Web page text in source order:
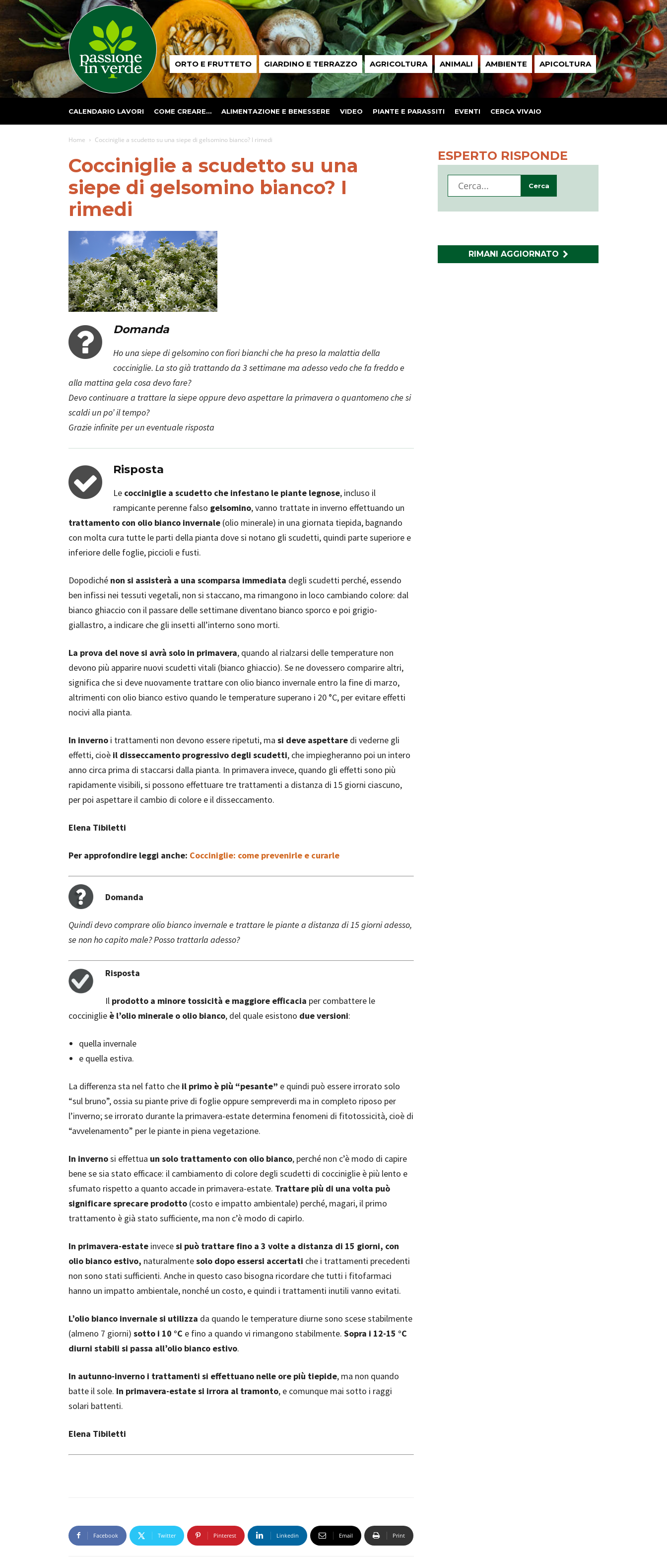
Passione
in ORTO E FRUTTETO GIARDINO E TERRAZZO AGRICOLTURA ANIMALI AMBIENTE APICOLTURA
CALENDARIO LAVORI COME CREARE… ALIMENTAZIONE E BENESSERE VIDEO PIANTE E PARASSITI EVENTI CERCA VIVAIO
Home Cocciniglie a scudetto su una siepe di gelsomino bianco? I rimedi
Cocciniglie a scudetto su una
siepe di gelsomino bianco? I
rimedi
Domanda
Ho una siepe di gelsomino con fiori bianchi che ha preso la malattia della
cocciniglie. La sto già trattando da 3 settimane ma adesso vedo che fa freddo e
alla mattina gela cosa devo fare?
Devo continuare a trattare la siepe oppure devo aspettare la primavera o quantomeno che si
scaldi un po’ il tempo?
Grazie infinite per un eventuale risposta
Risposta
Le cocciniglie a scudetto che infestano le piante legnose, incluso il
rampicante perenne falso gelsomino, vanno trattate in inverno effettuando un
trattamento con olio bianco invernale (olio minerale) in una giornata tiepida, bagnando
con molta cura tutte le parti della pianta dove si notano gli scudetti, quindi parte superiore e
inferiore delle foglie, piccioli e fusti.
Dopodiché non si assisterà a una scomparsa immediata degli scudetti perché, essendo
ben infissi nei tessuti vegetali, non si staccano, ma rimangono in loco cambiando colore: dal
bianco ghiaccio con il passare delle settimane diventano bianco sporco e poi grigio-
giallastro, a indicare che gli insetti all’interno sono morti.
La prova del nove si avrà solo in primavera, quando al rialzarsi delle temperature non
devono più apparire nuovi scudetti vitali (bianco ghiaccio). Se ne dovessero comparire altri,
significa che si deve nuovamente trattare con olio bianco invernale entro la fine di marzo,
altrimenti con olio bianco estivo quando le temperature superano i 20 °C, per evitare effetti
nocivi alla pianta.
In inverno i trattamenti non devono essere ripetuti, ma si deve aspettare di vederne gli
effetti, cioè il disseccamento progressivo degli scudetti, che impiegheranno poi un intero
anno circa prima di staccarsi dalla pianta. In primavera invece, quando gli effetti sono più
rapidamente visibili, si possono effettuare tre trattamenti a distanza di 15 giorni ciascuno,
per poi aspettare il cambio di colore e il disseccamento.
Elena Tibiletti
Per approfondire leggi anche: Cocciniglie: come prevenirle e curarle
Domanda
Quindi devo comprare olio bianco invernale e trattare le piante a distanza di 15 giorni adesso,
se non ho capito male? Posso trattarla adesso?
Risposta
Il prodotto a minore tossicità e maggiore efficacia per combattere le
cocciniglie è l’olio minerale o olio bianco, del quale esistono due versioni:
quella invernale
e quella estiva.
La differenza sta nel fatto che il primo è più “pesante” e quindi può essere irrorato solo
“sul bruno”, ossia su piante prive di foglie oppure sempreverdi ma in completo riposo per
l’inverno; se irrorato durante la primavera-estate determina fenomeni di fitotossicità, cioè di
“avvelenamento” per le piante in piena vegetazione.
In invernosi effettua un solo trattamento con olio bianco, perché non c’è modo di capire
bene se sia stato efficace: il cambiamento di colore degli scudetti di cocciniglie è più lento e
sfumato rispetto a quanto accade in primavera-estate. Trattare più di una volta può
significare sprecare prodotto (costo e impatto ambientale) perché, magari, il primo
trattamento è già stato sufficiente, ma non c’è modo di capirlo.
In primavera-estate invecesi può trattare fino a 3 volte a distanza di 15 giorni, con
olio bianco estivo, naturalmentesolo dopo essersi accertati che i trattamenti precedenti
non sono stati sufficienti. Anche in questo caso bisogna ricordare che tutti i fitofarmaci
hanno un impatto ambientale, nonché un costo, e quindi i trattamenti inutili vanno evitati.
L’olio bianco invernale si utilizza da quando le temperature diurne sono scese stabilmente
(almeno 7 giorni) sotto i 10 °C e fino a quando vi rimangono stabilmente. Sopra i 12-15 °C
diurni stabili si passa all’olio bianco estivo.
In autunno-inverno i trattamenti si effettuano nelle ore più tiepide, ma non quando
batte il sole. In primavera-estate si irrora al tramonto, e comunque mai sotto i raggi
solari battenti.
Elena Tibiletti
Facebook Twitter Pinterest Linkedin Email Print
ESPERTO RISPONDE
RIMANI AGGIORNATO